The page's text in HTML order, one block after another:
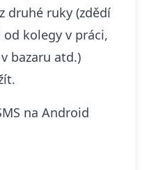
druhé ruky (zdědí
kolegy v práci,
bazaru atd.)
na Android